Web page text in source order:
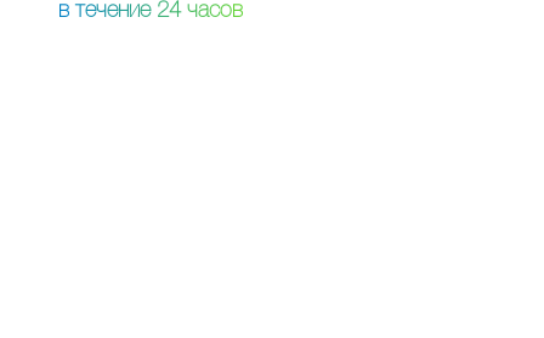
в течение 24 часов